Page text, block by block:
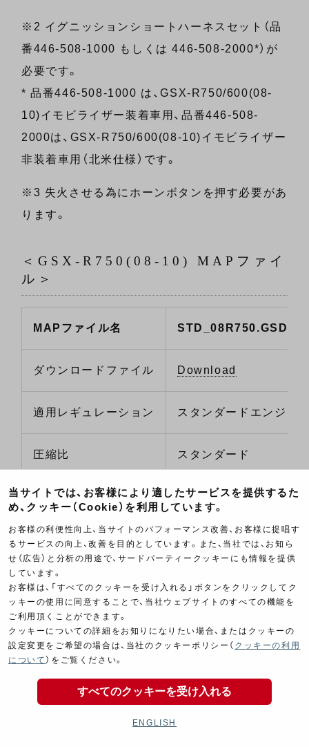
※2 イグニッションショートハーネスセット（品
番446-508-1000 もしくは 446-508-2000*）が
必要です。
* 品番446-508-1000 は、GSX-R750/600(08-
10)イモビライザー装着車用、品番446-508-
2000は、GSX-R750/600(08-10)イモビライザー
非装着車用（北米仕様）です。
※3 失火させる為にホーンボタンを押す必要があ
ります。
＜GSX-R750(08-10) MAPファイ
ル＞
MAPファイル名 STD_08R750.GSD
ダウンロードファイル Download
適用レギュレーション スタンダードエンジン
圧縮比 スタンダード
燃料 オクタン価100無鉛ガ
カムシャフト スタンダード
エキゾーストシステム
ヨシムラフルエキゾー
システム
＜GSX-R600(08-10) MAPファイ
ル＞
当サイトでは、お客様により適したサービスを提供するた
め、クッキー（Cookie）を利用しています。
お客様の利便性向上、当サイトのパフォーマンス改善、お客様に提唱す
るサービスの向上、改善を目的としています。また、当社では、お知ら
せ（広告）と分析の用途で、サードパーティークッキーにも情報を提供
しています。
お客様は、「すべてのクッキーを受け入れる」ボタンをクリックしてク
ッキーの使用に同意することで、当社ウェブサイトのすべての機能を
ご利用頂くことができます。
クッキーについての詳細をお知りになりたい場合、またはクッキーの
設定変更をご希望の場合は、当社のクッキーポリシー（ クッキーの利用
について ）をご覧ください。
すべてのクッキーを受け入れる
ENGLISH